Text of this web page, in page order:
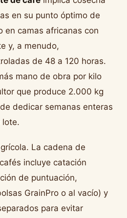
en su punto óptimo de
en camas africanas con
y, a menudo,
de 48 a 120 horas.
mano de obra por kilo
que produce 2.000 kg
dedicar semanas enteras
lote.
La cadena de
incluye catación
de puntuación,
GrainPro o al vacío) y
para evitar